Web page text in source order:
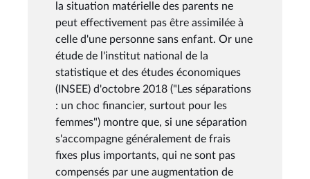
la situation matérielle des parents ne
peut effectivement pas être assimilée à
celle d'une personne sans enfant. Or une
étude de l'institut national de la
statistique et des études économiques
(INSEE) d'octobre 2018 ("Les séparations
: un choc financier, surtout pour les
femmes") montre que, si une séparation
s'accompagne généralement de frais
fixes plus importants, qui ne sont pas
compensés par une augmentation de